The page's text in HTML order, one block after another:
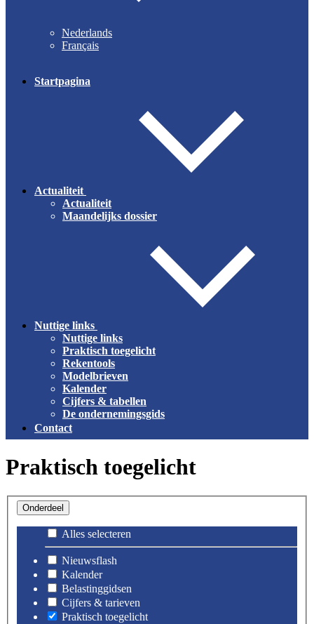
Nederlands
Français
Startpagina
Actualiteit
Actualiteit
Maandelijks dossier
Nuttige links
Nuttige links
Praktisch toegelicht
Rekentools
Modelbrieven
Kalender
Cijfers & tabellen
De ondernemingsgids
Contact
Praktisch toegelicht
Onderdeel
Alles selecteren
Nieuwsflash
Kalender
Belastinggidsen
Cijfers & tarieven
Praktisch toegelicht